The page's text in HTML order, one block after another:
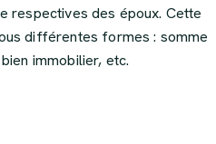
respectives des époux. Cette
différentes formes : somme
immobilier, etc.